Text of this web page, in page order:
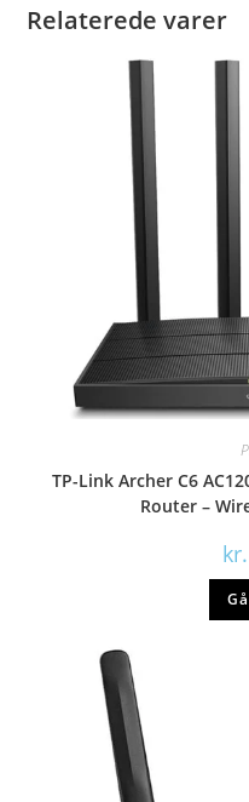
Relaterede varer
TP-Link Archer C6
Router –
kr.